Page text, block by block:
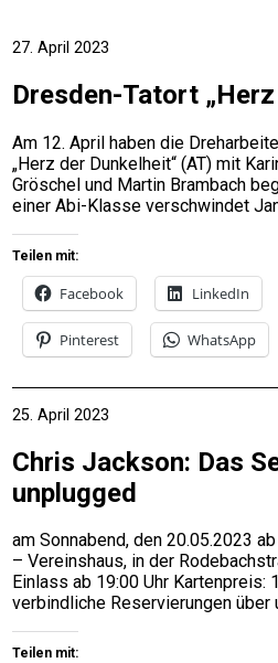
27. April 2023
Dresden-Tatort
Am 12. April haben die
„Herz der Dunkelheit“ (AT) mit
Gröschel und Martin Brambach
einer Abi-Klasse verschwindet
Teilen mit:
Facebook LinkedIn
Pinterest WhatsApp
25. April 2023
Chris Jackson: Das
unplugged
am Sonnabend, den 20.05.2023
– Vereinshaus, in der
Einlass ab 19:00 Uhr Kartenpreis:
verbindliche Reservierungen über
Teilen mit: